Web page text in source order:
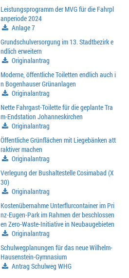
Leistungsprogramm der MVG für die Fahrpl
anperiode 2024
Anlage 7
Grundschulversorgung im 13. Stadtbezirk e
ndlich erweitern
Originalantrag
Moderne, öffentliche Toiletten endlich auch i
n Bogenhauser Grünanlagen
Originalantrag
Nette Fahrgast-Toilette für die geplante Tra
m-Endstation Johanneskirchen
Originalantrag
Öffentliche Grünflächen mit Liegebänken att
raktiver machen
Originalantrag
Verlegung der Bushaltestelle Cosimabad (X
30)
Originalantrag
Kostenübernahme Unterflurcontainer im Pri
nz-Eugen-Park im Rahmen der beschlossen
en Zero-Waste-Initiative in Neubaugebieten
Originalantrag
Schulwegplanungen für das neue Wilhelm-
Hausenstein-Gymnasium
Antrag Schulweg WHG